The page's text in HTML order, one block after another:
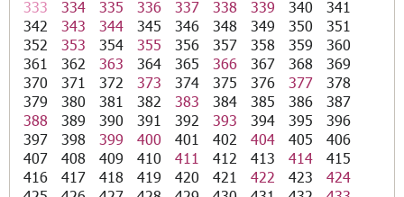
333
334 335 336 337 338 339 340
341
342
343 344 345 346 348 349 350
351
352
353 354 355 356 357 358 359
360
361
362 363 364 365 366 367 368
369
370
371 372 373 374 375 376 377
378
379
380 381 382 383 384 385 386
387
388
389 390 391 392 393 394 395
396
397
398 399 400 401 402 404 405
406
407
408 409 410 411 412 413 414
415
416
417 418 419 420 421 422 423
424